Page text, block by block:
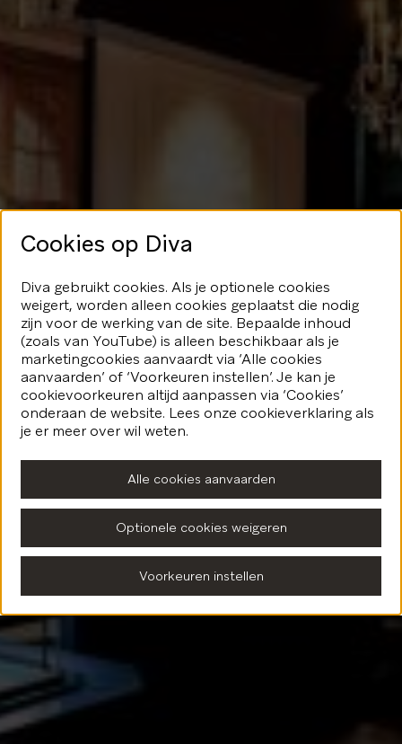
Geen glans
hier
We speelden je blijkbaar even
kwijt...Geen nood, er valt nog veel
fonkeling te ontdekken.
Terug naar de homepagina
Cookies op Diva
Diva gebruikt cookies. Als je optionele cookies
weigert, worden alleen cookies geplaatst die nodig
zijn voor de werking van de site. Bepaalde inhoud
(zoals van YouTube) is alleen beschikbaar als je
marketingcookies aanvaardt via ‘Alle cookies
aanvaarden’ of ‘Voorkeuren instellen’. Je kan je
cookievoorkeuren altijd aanpassen via ‘Cookies’
onderaan de website. Lees onze cookieverklaring als
je er meer over wil weten.
Alle cookies aanvaarden
Optionele cookies weigeren
Voorkeuren instellen